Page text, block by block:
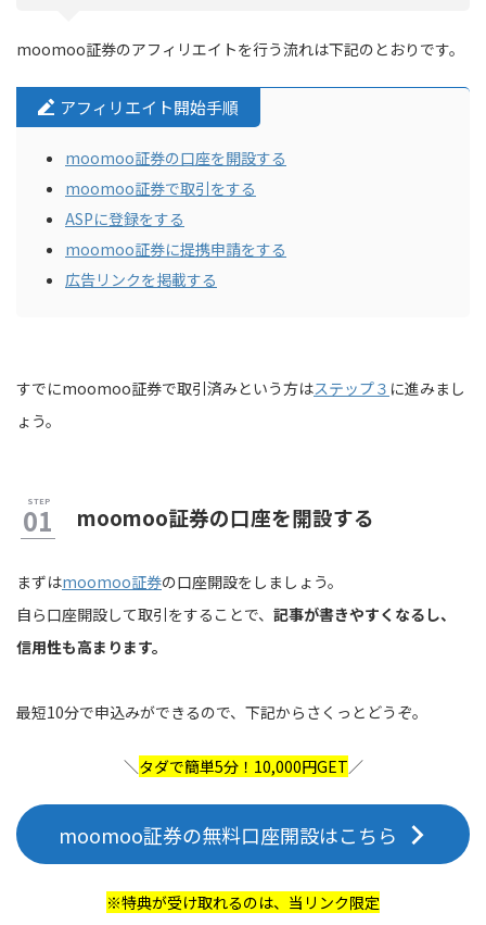
moomoo証券のアフィリエイトを行う流れは下記のとおりです。
アフィリエイト開始手順
moomoo証券の口座を開設する
moomoo証券で取引をする
ASPに登録をする
moomoo証券に提携申請をする
広告リンクを掲載する
すでにmoomoo証券で取引済みという方はステップ３ に進みまし
ょう。
moomoo証券の口座を開設する
まずはmoomoo証券の口座開設をしましょう。
自ら口座開設して取引をすることで、 記事が書きやすくなるし、
信用性も高まります。
最短10分で申込みができるので、下記からさくっとどうぞ。
＼タダで簡単5分！10,000円GET／
moomoo証券の無料口座開設はこちら
※特典が受け取れるのは、当リンク限定